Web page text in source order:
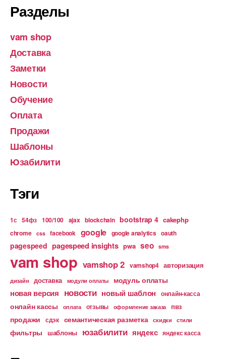
Разделы
vam shop
Доставка
Заметки
Новости
Обучение
Оплата
Продажи
Шаблоны
Юзабилити
Тэги
1с 54фз 100/100 ajax blockchain bootstrap 4 cakephp
chrome css facebook google google analytics oauth
pagespeed pagespeed insights pwa seo sms
vam shop vamshop 2 vamshop4 авторизация
дизайн доставка модули оплаты модуль оплаты
новая версия новости новый шаблон онлайн-касса
онлайн кассы оплата отзывы оформление заказа пвз
продажи сдэк семантическая разметка скидки стили
фильтры шаблоны юзабилити яндекс яндекс касса